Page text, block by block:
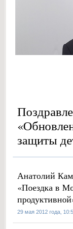
защиты
Анатолий
«Поездка в
29 мая 2012 года,